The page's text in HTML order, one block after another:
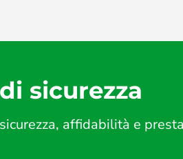
sicurezza
affidabilità e